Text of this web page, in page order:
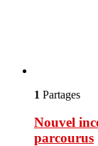
1 Partages
Nouvel
parcourus